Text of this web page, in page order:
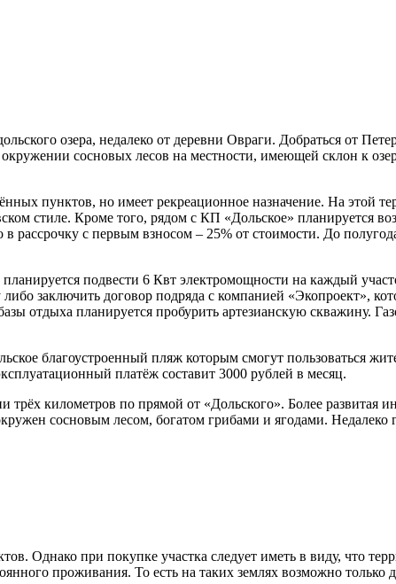
озера, недалеко от деревни Овраги. Добраться от
сосновых лесов на местности, имеющей склон к
пунктов, но имеет рекреационное назначение. На этой
стиле. Кроме того, рядом с КП «Дольское» планируется
рассрочку с первым взносом – 25% от стоимости. До
подвести 6 Квт электромощности на каждый
заключить договор подряда с компанией «Экопроект»,
отдыха планируется пробурить артезианскую скважину.
благоустроенный пляж которым смогут пользоваться
платёж составит 3000 рублей в месяц.
километров по прямой от «Дольского». Более развитая
сосновым лесом, богатом грибами и ягодами.
Однако при покупке участка следует иметь в виду, что
проживания. То есть на таких землях возможно только